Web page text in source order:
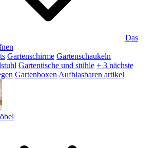
Das
Gartenschirme Gartenschaukeln
Gartentische und stühle + 3 nächste
Gartenboxen Aufblasbaren artikel